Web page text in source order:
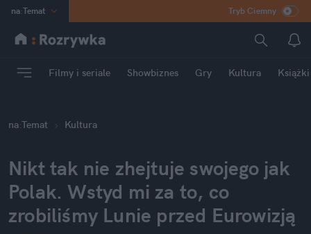
na:Temat
INN Poland
mama
Rozrywka
Tryb Ciemny
Filmy i seriale Showbiznes Gry Kultura Książki
na:Temat Kultura
Nikt tak nie zhejtuje swojego jak
Polak. Wstyd mi za to, co
zrobiliśmy Lunie przed Eurowizją